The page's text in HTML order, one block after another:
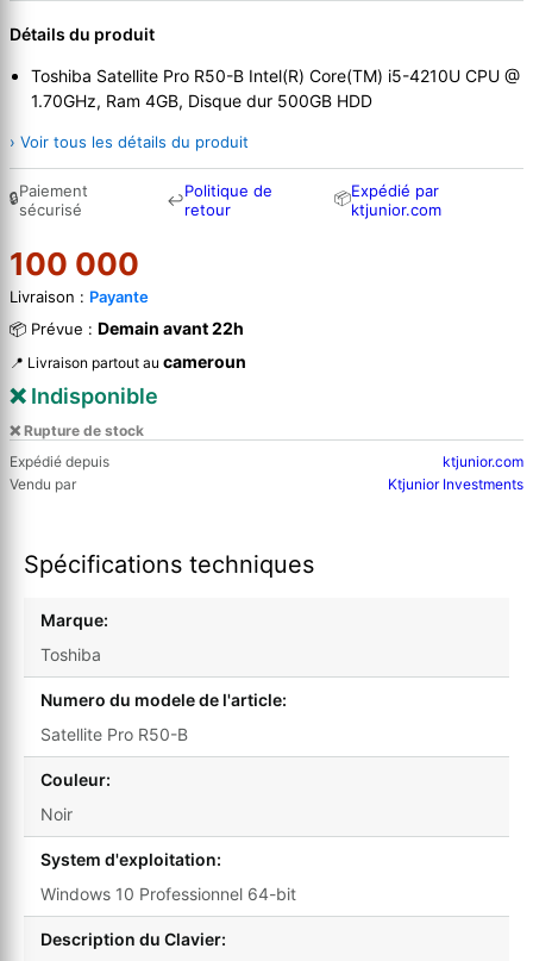
Détails du produit
Toshiba Satellite Pro R50-B Intel(R) Core(TM) i5-4210U CPU @
1.70GHz, Ram 4GB, Disque dur 500GB HDD
› Voir tous les détails du produit
🔒Paiement
sécurisé
↩Politique de
retour
📦Expédié par
ktjunior.com
100 000
Livraison : Payante
📦 Prévue : Demain avant 22h
📍 Livraison partout au cameroun
❌ Indisponible
❌ Rupture de stock
Expédié depuis
ktjunior.com
Vendu par
Ktjunior Investments
Spécifications techniques
Marque:
Toshiba
Numero du modele de l'article:
Satellite Pro R50-B
Couleur:
Noir
System d'exploitation:
Windows 10 Professionnel 64-bit
Description du Clavier: